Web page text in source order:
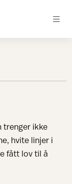
trenger ikke
hvite linjer i
fått lov til å